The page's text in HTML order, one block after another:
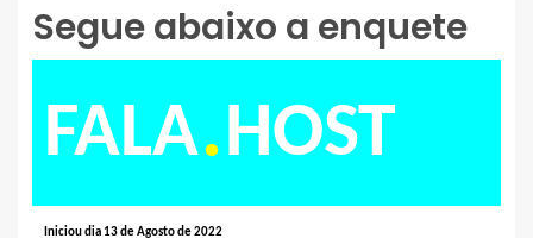
Segue abaixo a enquete
FALA.HOST
Iniciou dia 13 de Agosto de 2022